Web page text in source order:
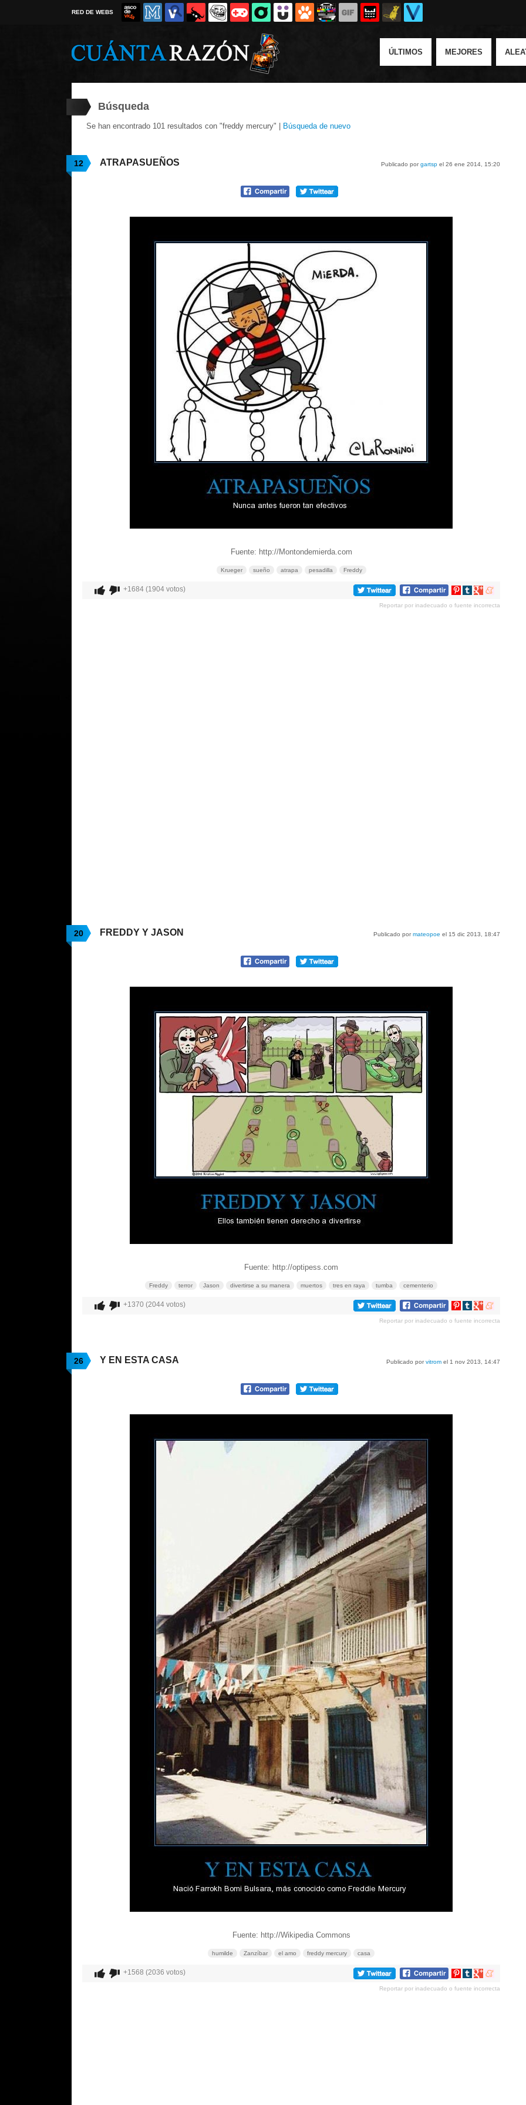
RED DE WEBS
ÚLTIMOS MEJORES
Búsqueda
Se han encontrado 101 resultados con "freddy mercury" | Búsqueda de nuevo
12 Publicado porgartsp el 26 ene 2014, 15:20
ATRAPASUEÑOS
Fuente: http://Montondemierda.com
Krueger sueño atrapa pesadilla Freddy
+1684 (1904 votos)
Compartir
Pinterest
Compartir
tumblr
Compartir
Google+
Compartir
meneame
Reportar por inadecuado o fuente incorrecta
20 Publicado pormateopoe el 15 dic 2013, 18:47
FREDDY Y JASON
Fuente: http://optipess.com
Freddy terror Jason divertirse a su manera muertos tres en raya tumba cementerio
+1370 (2044 votos)
Compartir
Pinterest
Compartir
tumblr
Compartir
Google+
Compartir
meneame
Reportar por inadecuado o fuente incorrecta
26 Publicado porvitrom el 1 nov 2013, 14:47
Y EN ESTA CASA
Fuente: http://Wikipedia Commons
humilde Zanzíbar el amo freddy mercury casa
+1568 (2036 votos)
Compartir
Pinterest
Compartir
tumblr
Compartir
Google+
Compartir
meneame
Reportar por inadecuado o fuente incorrecta